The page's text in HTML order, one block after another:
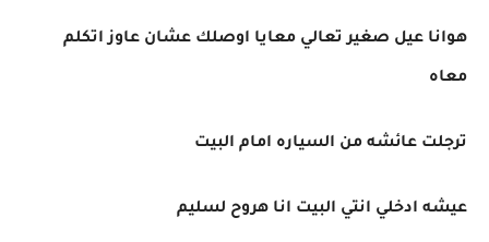
هوانا عيل صغير تعالي معايا اوصلك عشان عاوز اتكلم
معاه
ترجلت عائشه من السياره امام البيت
عيشه ادخلي انتي البيت انا هروح لسليم